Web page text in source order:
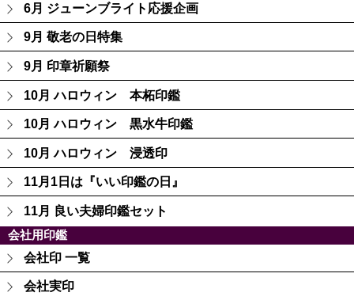
6月 ジューンブライト応援企画
9月 敬老の日特集
9月 印章祈願祭
10月 ハロウィン 本柘印鑑
10月 ハロウィン 黒水牛印鑑
10月 ハロウィン 浸透印
11月1日は『いい印鑑の日』
11月 良い夫婦印鑑セット
会社用印鑑
会社印 一覧
会社実印